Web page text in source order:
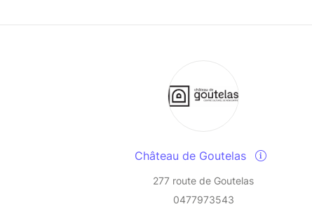
Château de Goutelas
277 route de Goutelas
0477973543